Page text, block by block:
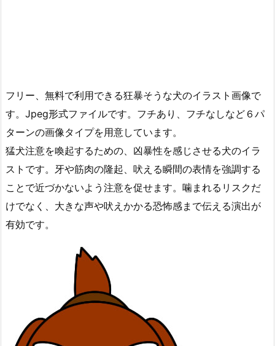
フリー、無料で利用できる狂暴そうな犬のイラスト画像で
す。Jpeg形式ファイルです。フチあり、フチなしなど６パ
ターンの画像タイプを用意しています。
猛犬注意を喚起するための、凶暴性を感じさせる犬のイラ
ストです。牙や筋肉の隆起、吠える瞬間の表情を強調する
ことで近づかないよう注意を促せます。噛まれるリスクだ
けでなく、大きな声や吠えかかる恐怖感まで伝える演出が
有効です。